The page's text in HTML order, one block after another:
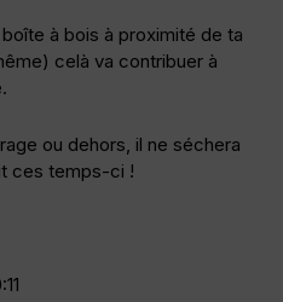
à bois à proximité de ta
celà va contribuer à
ou dehors, il ne séchera
ces temps-ci !